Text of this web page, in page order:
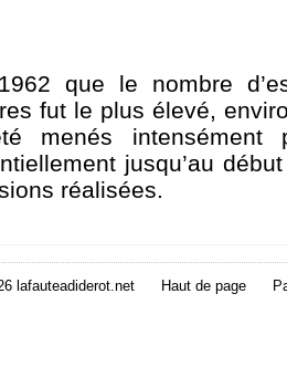
que le nombre
fut le plus élevé,
menés intensément
jusqu’au
réalisées.
lafauteadiderot.net Haut de page